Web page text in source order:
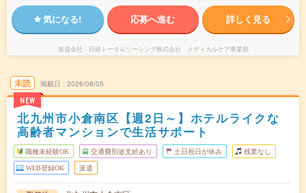
気になる! 応募へ進む 詳しく見る
派遣会社 日研トータルソーシング株式会社 メディカルケア事業部
未読
NEW
掲載日 2026/08/05
北九州市小倉南区【週2日～】ホテルライクな
高齢者マンションで生活サポート
職種未経験OK 交通費別途支給あり 土日祝日が休み 残業なし
WEB登録OK 派遣